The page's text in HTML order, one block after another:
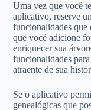
Uma vez que você
aplicativo, reserve
funcionalidades
que você adicione
enriquecer sua
funcionalidades
atraente de sua
Se o aplicativo
genealógicas que